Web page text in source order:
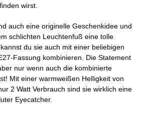
wirst.
auch eine originelle Geschenkidee und
schlichten Leuchtenfuß eine tolle
du sie auch mit einer beliebigen
Fassung kombinieren. Die Statement
nur wenn auch die kombinierte
Mit einer warmweißen Helligkeit von
2 Watt Verbrauch sind sie wirklich eine
Eyecatcher.